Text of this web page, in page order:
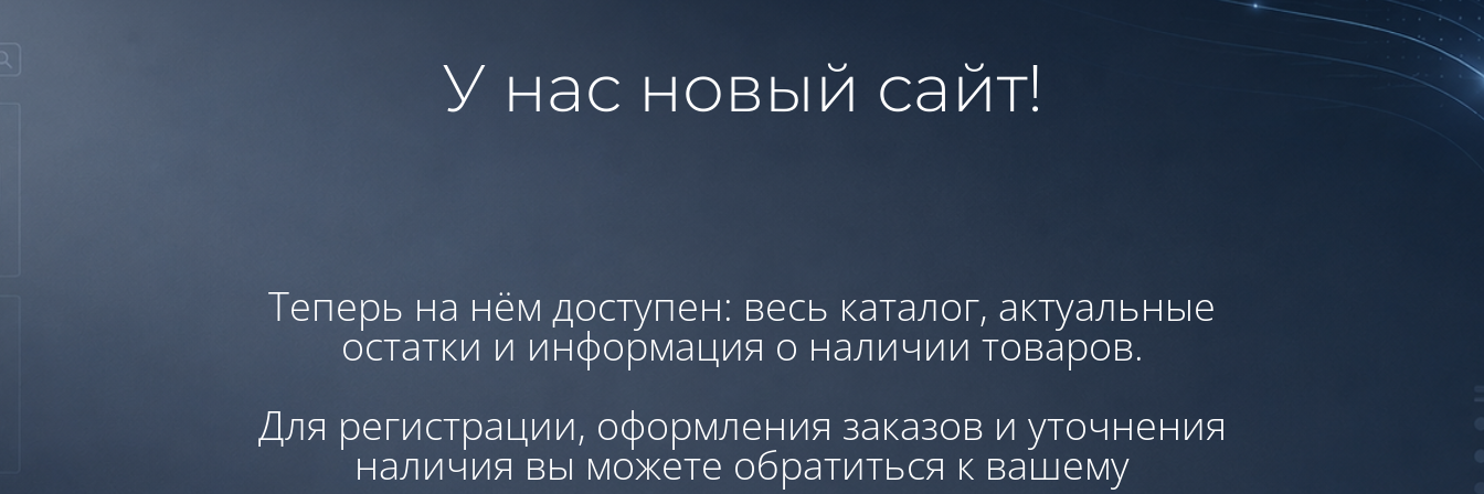
У нас новый сайт!
Теперь на нём доступен: весь каталог, актуальные
остатки и информация о наличии товаров.
Для регистрации, оформления заказов и уточнения
наличия вы можете обратиться к вашему